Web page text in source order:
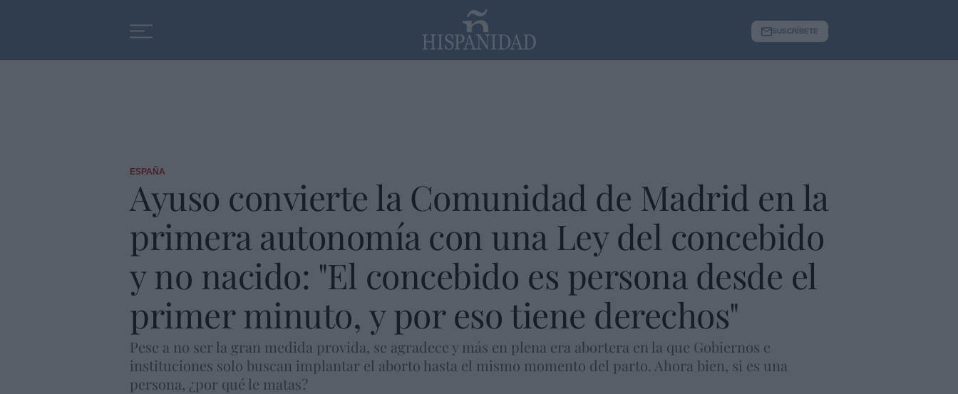
SUSCRÍBETE
ESPAÑA
Ayuso convierte la Comunidad de Madrid en la
primera autonomía con una Ley del concebido
y no nacido: "El concebido es persona desde el
primer minuto, y por eso tiene derechos"
Pese a no ser la gran medida provida, se agradece y más en plena era abortera en la que Gobiernos e
instituciones solo buscan implantar el aborto hasta el mismo momento del parto. Ahora bien, si es una
persona, ¿por qué le matas?